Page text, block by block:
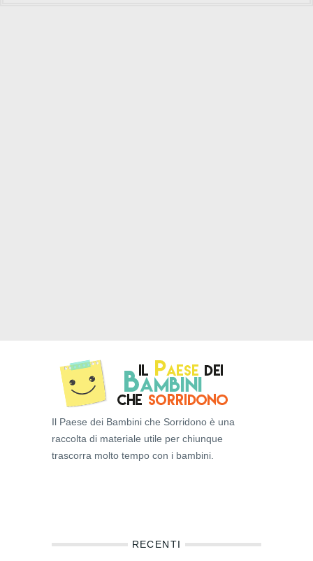
Il Paese dei Bambini che Sorridono è una
raccolta di materiale utile per chiunque
trascorra molto tempo con i bambini.
RECENTI